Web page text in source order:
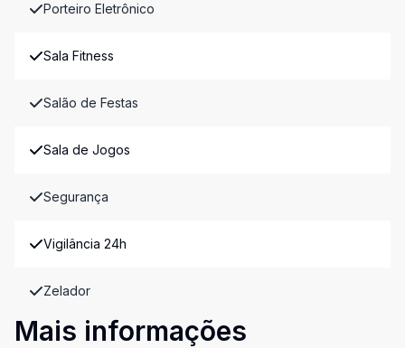
Porteiro Eletrônico
Sala Fitness
Salão de Festas
Sala de Jogos
Segurança
Vigilância 24h
Zelador
Mais informações